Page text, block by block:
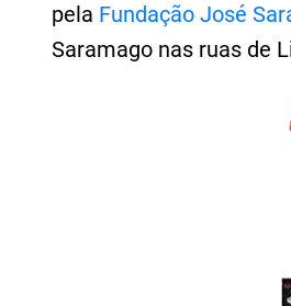
pela Fundação José
Saramago nas ruas de